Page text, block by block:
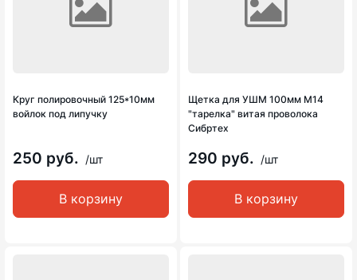
Круг полировочный 125*10мм
войлок под липучку
250 руб. /шт
В корзину
Щетка для УШМ 100мм М14
"тарелка" витая проволока
Сибртех
290 руб. /шт
В корзину